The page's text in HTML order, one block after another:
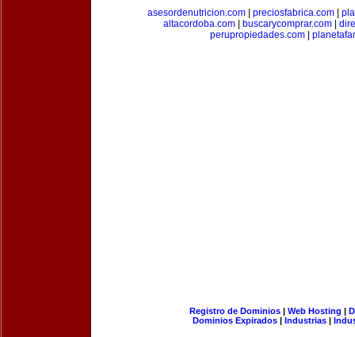
asesordenutricion.com
preciosfabrica.com
altacordoba.com
buscarycomprar.com
perupropiedades.com
Registro de Dominios| Web Hosting |
Dominios Expirados | Industrias |